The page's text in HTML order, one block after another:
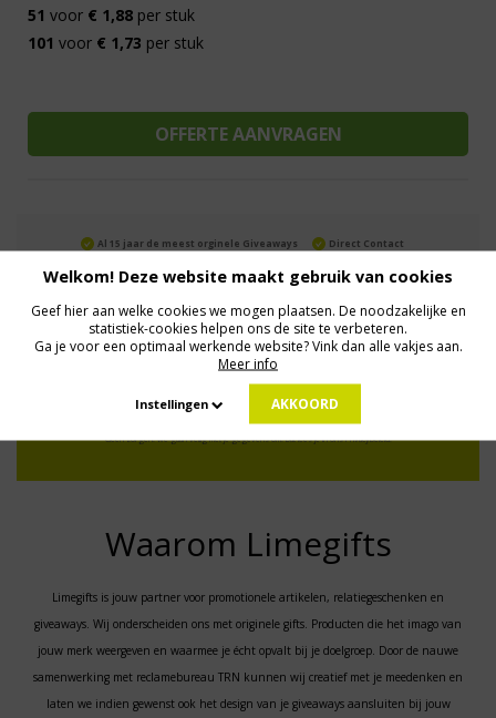
51 voor € 1,88 per stuk
101 voor € 1,73 per stuk
Al 15 jaar de meest orginele Giveaways Direct Contact
We know logistics Op maat gemaakt Meer dan 500.000 artikelen
MELD JE AAN VOOR ONZE NIEUWSBRIEF
Profiteer van deals en een dosis inspiratie!
Geen zorgen: we gaan veilig met je gegevens om. Dat lees je in onsPrivacybeleid.
Waarom Limegifts
Limegifts is jouw partner voor promotionele artikelen, relatiegeschenken en
giveaways. Wij onderscheiden ons met originele gifts. Producten die het imago van
jouw merk weergeven en waarmee je écht opvalt bij je doelgroep. Door de nauwe
samenwerking met reclamebureau TRN kunnen wij creatief met je meedenken en
laten we indien gewenst ook het design van je giveaways aansluiten bij jouw
Welkom! Deze website maakt gebruik van cookies
Geef hier aan welke cookies we mogen plaatsen. De noodzakelijke en
statistiek-cookies helpen ons de site te verbeteren.
Ga je voor een optimaal werkende website? Vink dan alle vakjes aan.
Meer info
Instellingen AKKOORD